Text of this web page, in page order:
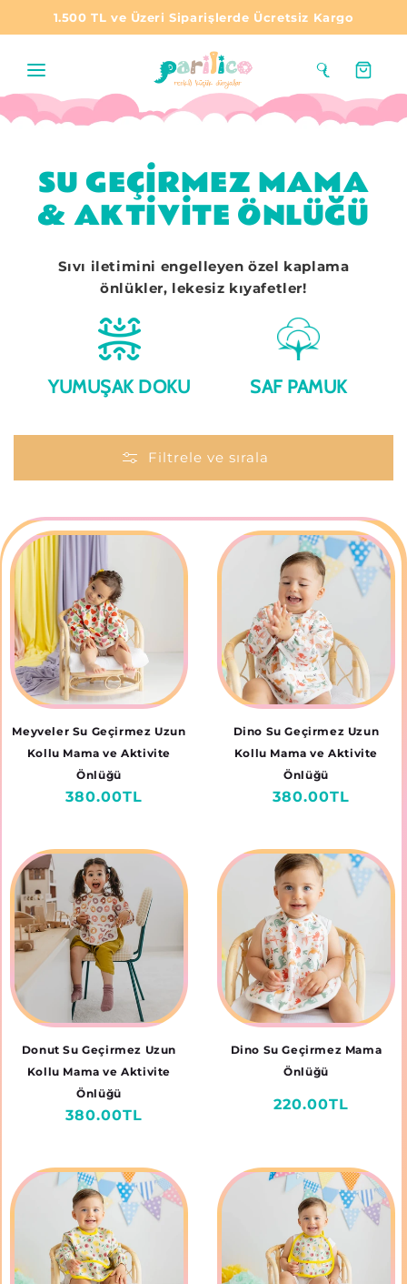
1.500 TL ve Üzeri Siparişlerde Ücretsiz Kargo
Sepet
SU GEÇIRMEZ MAMA
& AKTIVITE ÖNLÜĞÜ
Sıvı iletimini engelleyen özel kaplama
önlükler, lekesiz kıyafetler!
YUMUŞAK DOKU SAF PAMUK
Filtrele ve sırala
Meyveler Su Geçirmez Uzun
Kollu Mama ve Aktivite
Önlüğü
Normal
380.00TL
Dino Su Geçirmez Uzun
Kollu Mama ve Aktivite
Önlüğü
Normal
380.00TL
Donut Su Geçirmez Uzun
Kollu Mama ve Aktivite
Önlüğü
Normal
380.00TL
Dino Su Geçirmez Mama
Önlüğü
Normal
220.00TL